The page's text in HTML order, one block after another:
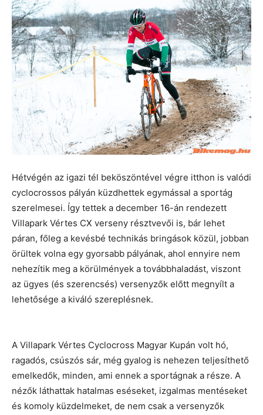
Hétvégén az igazi tél beköszöntével végre itthon is valódi
cyclocrossos pályán küzdhettek egymással a sportág
szerelmesei. Így tettek a december 16-án rendezett
Villapark Vértes CX verseny résztvevői is, bár lehet
páran, főleg a kevésbé technikás bringások közül, jobban
örültek volna egy gyorsabb pályának, ahol ennyire nem
nehezítik meg a körülmények a továbbhaladást, viszont
az ügyes (és szerencsés) versenyzők előtt megnyílt a
lehetősége a kiváló szereplésnek.
A Villapark Vértes Cyclocross Magyar Kupán volt hó,
ragadós, csúszós sár, még gyalog is nehezen teljesíthető
emelkedők, minden, ami ennek a sportágnak a része. A
nézők láthattak hatalmas eséseket, izgalmas mentéseket
és komoly küzdelmeket, de nem csak a versenyzők